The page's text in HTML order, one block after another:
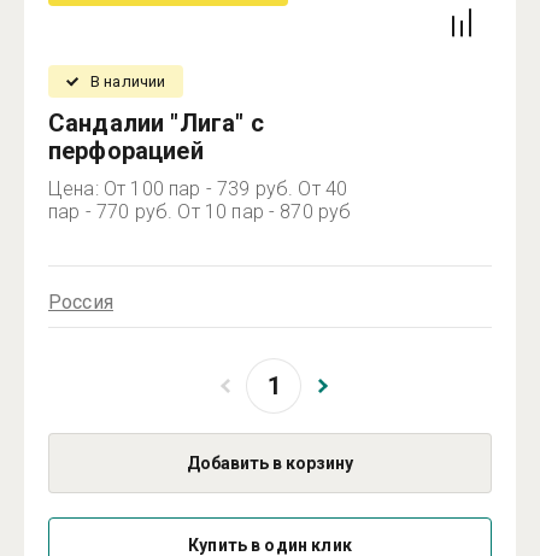
Сандалии "Лига" с
перфорацией
Цена: От 100 пар - 739 руб. От 40
пар - 770 руб. От 10 пар - 870 руб
В наличии
Россия
Добавить в корзину
Купить в один клик